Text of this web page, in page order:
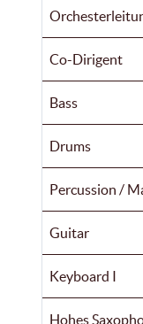
Co-Dirigent
Bass
Drums
Percussion /
Guitar
Keyboard I
Hohes